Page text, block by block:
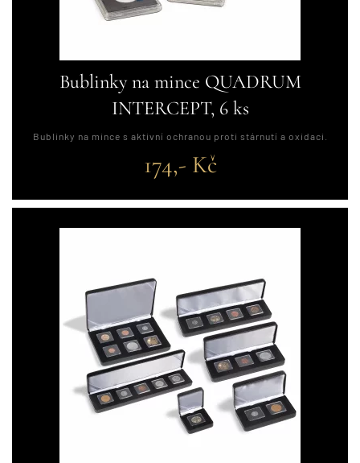
Bublinky na mince QUADRUM
INTERCEPT, 6 ks
Bublinky na mince s aktivní ochranou proti stárnutí a oxidaci.
174,- Kč